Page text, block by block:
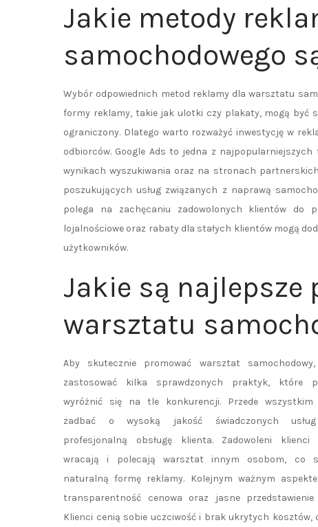
Jakie metody
samochodowego
Wybór odpowiednich metod reklamy dla warsztatu
formy reklamy, takie jak ulotki czy plakaty, mogą być
ograniczony. Dlatego warto rozważyć inwestycję w
odbiorców. Google Ads to jedna z
wynikach wyszukiwania oraz na stronach
poszukujących usług związanych z naprawą
polega na zachęcaniu zadowolonych klientów do
lojalnościowe oraz rabaty dla stałych klientów mogą
użytkowników.
Jakie są
warsztatu
Aby skutecznie promować warsztat
zastosować kilka sprawdzonych praktyk, które
wyróżnić się na tle konkurencji. Przede wszystkim
zadbać o wysoką jakość świadczonych
profesjonalną obsługę klienta. Zadowoleni klienci
wracają i polecają warsztat innym osobom, co
naturalną formę reklamy. Kolejnym ważnym
transparentność cenowa oraz jasne przedstawienie
Klienci cenią sobie uczciwość i brak ukrytych kosztów,